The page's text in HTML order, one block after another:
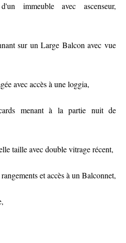
immeuble avec ascenseur,
sur un Large Balcon avec vue
avec accès à une loggia,
menant à la partie nuit de
taille avec double vitrage récent,
et accès à un Balconnet,